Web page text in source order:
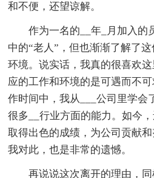
和不便，还望谅解。
作为一名的__年_月加入的
中的“老人”，但也渐渐了解了
环境。说实话，我真的很喜欢
应的工作和环境的是可遇而不
作时间中，我从___公司里学会
很多__行业方面的能力。如今
取得出色的成绩，为公司贡献和
我对此，也是非常的遗憾。
再说说这次离开的理由，